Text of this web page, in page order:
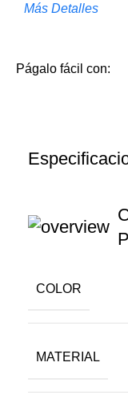
Más Detalles
Págalo fácil con:
COLOR
MATERIAL